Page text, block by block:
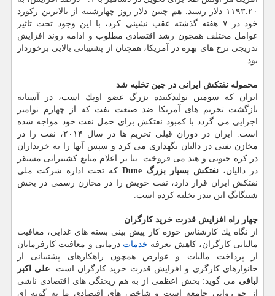
۱۱۹۳.۲۰ دلار رسید. هم چنین دلار روز چهارشنبه از بالاترین ركورد
خود در ۷ هفته گذشته عقب نشینی كرد، با این وجود تحت تاثیر
عوامل مختلف همچون رشد اقتصادی مطلوب و ادامه روند افزایش
تدریجی نرخ های بهره در آمریكا، همچنان از پشتیبانی بالایی برخوردار
بود.
محموله نفتكش ایرانی در چین تخلیه شد
ایران كه سومین تولیدكننده بزرگ عضو اوپك است، در آستانه
بازگشت تحریم های آمریكا ضد صنعت نفت كه از چهارم نوامبر
اجرایی می گردد با كمبود نفتكش برای حمل نفت خود مواجه شده
است. ایران در دوران قبلی تحریم ها در سال ۲۰۱۴، نفت را در
مخازن نفتی در دالیان نگهداری می كرد و سپس آنها را به خریداران
در كره جنوبی و هند می فروخت. بنا بر اعلام منابع كشتیرانی مستقر
در دالیان، نفتكش بسیار بزرگ Dune
كه تحت اداره شركت ملی
نفتكش ایران قرار دارد، نفت خویش را در مخازن رسمی در بخش
شینگانگ این بندر تخلیه كرده است.
چهار راه افزایش قدرت خرید كارگران
از نگاه یك كارشناس حوزه كار پیش بینی بسته های غذایی، معافیت
مالیاتی كارگران، كاهش تعرفه خدمات درمانی و معافیت كارفرمایان
از پرداخت مالیات و عوارض همچون راهكارهای پشتیبانی از
خانوارهای كارگری و افزایش قدرت خرید كارگران است. علی اكبر
لبافی می گوید: بخش اعظمی از به هم ریختگی های اقتصادی ناشی
از جو روانی جامعه است و شاخص های اقتصادی ما به گونه ای